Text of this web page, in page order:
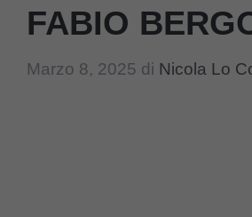
FABIO
Marzo 8, 2025 di Nicola Lo